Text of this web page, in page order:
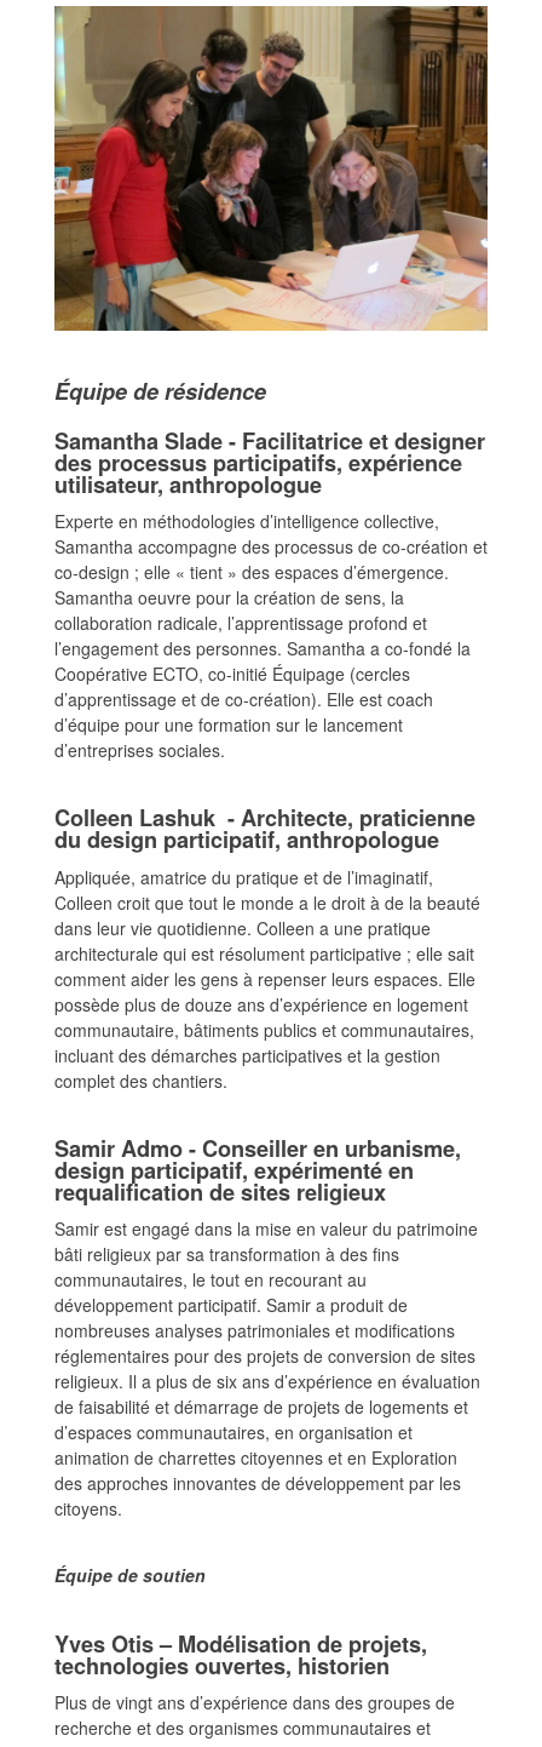
Équipe de résidence
Samantha Slade - Facilitatrice et designer
des processus participatifs, expérience
utilisateur, anthropologue
Experte en méthodologies d’intelligence collective,
Samantha accompagne des processus de co-création et
co-design ; elle « tient » des espaces d’émergence.
Samantha oeuvre pour la création de sens, la
collaboration radicale, l’apprentissage profond et
l’engagement des personnes. Samantha a co-fondé la
Coopérative ECTO, co-initié Équipage (cercles
d’apprentissage et de co-création). Elle est coach
d’équipe pour une formation sur le lancement
d’entreprises sociales.
Colleen Lashuk - Architecte, praticienne
du design participatif, anthropologue
Appliquée, amatrice du pratique et de l’imaginatif,
Colleen croit que tout le monde a le droit à de la beauté
dans leur vie quotidienne. Colleen a une pratique
architecturale qui est résolument participative ; elle sait
comment aider les gens à repenser leurs espaces. Elle
possède plus de douze ans d’expérience en logement
communautaire, bâtiments publics et communautaires,
incluant des démarches participatives et la gestion
complet des chantiers.
Samir Admo - Conseiller en urbanisme,
design participatif, expérimenté en
requalification de sites religieux
Samir est engagé dans la mise en valeur du patrimoine
bâti religieux par sa transformation à des fins
communautaires, le tout en recourant au
développement participatif. Samir a produit de
nombreuses analyses patrimoniales et modifications
réglementaires pour des projets de conversion de sites
religieux. Il a plus de six ans d’expérience en évaluation
de faisabilité et démarrage de projets de logements et
d’espaces communautaires, en organisation et
animation de charrettes citoyennes et en Exploration
des approches innovantes de développement par les
citoyens.
Équipe de soutien
Yves Otis – Modélisation de projets,
technologies ouvertes, historien
Plus de vingt ans d’expérience dans des groupes de
recherche et des organismes communautaires et